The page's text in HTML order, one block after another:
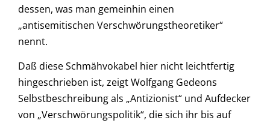
dessen, was man gemeinhin einen
„antisemitischen Verschwörungstheoretiker“
nennt.
Daß diese Schmähvokabel hier nicht leichtfertig
hingeschrieben ist, zeigt Wolfgang Gedeons
Selbstbeschreibung als „Antizionist“ und Aufdecker
von „Verschwörungspolitik“, die sich ihr bis auf